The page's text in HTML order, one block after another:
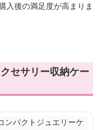
入後の満足度が高まりま
セサリー収納ケー